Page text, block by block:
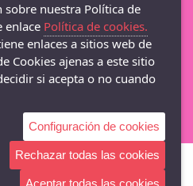
ALTAS 1, 1ª PLANTA LOCAL
- Adriann Lasconi
nuestra Política de
enlace Política de cookies.
enlaces a sitios web de
Cookies ajenas a este sitio
si acepta o no cuando
Configuración de cookies
Rechazar todas las cookies
Aceptar todas las cookies